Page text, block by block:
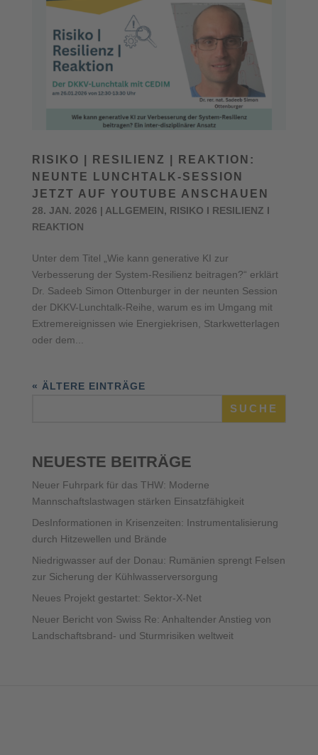
RISIKO | RESILIENZ | REAKTION:
NEUNTE LUNCHTALK-SESSION
JETZT AUF YOUTUBE ANSCHAUEN
28. JAN. 2026 | ALLGEMEIN, RISIKO I RESILIENZ I
REAKTION
Unter dem Titel „Wie kann generative KI zur
Verbesserung der System-Resilienz beitragen?“ erklärt
Dr. Sadeeb Simon Ottenburger in der neunten Session
der DKKV-Lunchtalk-Reihe, warum es im Umgang mit
Extremereignissen wie Energiekrisen, Starkwetterlagen
oder dem...
« ÄLTERE EINTRÄGE
SUCHE
NEUESTE BEITRÄGE
Neuer Fuhrpark für das THW: Moderne
Mannschaftslastwagen stärken Einsatzfähigkeit
DesInformationen in Krisenzeiten: Instrumentalisierung
durch Hitzewellen und Brände
Niedrigwasser auf der Donau: Rumänien sprengt Felsen
zur Sicherung der Kühlwasserversorgung
Neues Projekt gestartet: Sektor-X-Net
Neuer Bericht von Swiss Re: Anhaltender Anstieg von
Landschaftsbrand- und Sturmrisiken weltweit